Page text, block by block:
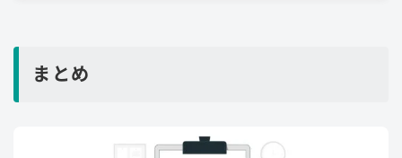
まとめ